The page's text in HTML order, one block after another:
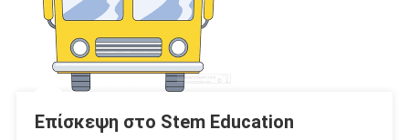
Επίσκεψη στο Stem Education